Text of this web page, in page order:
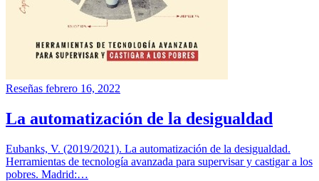
Reseñas febrero 16, 2022
La automatización de la desigualdad
Eubanks, V. (2019/2021). La automatización de la desigualdad.
Herramientas de tecnología avanzada para supervisar y castigar a los
pobres. Madrid:…